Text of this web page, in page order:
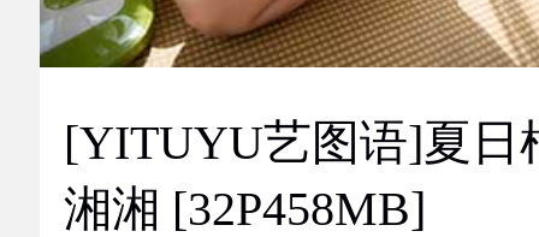
[YITUYU艺图语]夏日
湘湘 [32P458MB]